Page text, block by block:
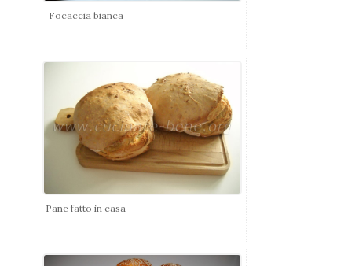
Focaccia bianca
Pane fatto in casa